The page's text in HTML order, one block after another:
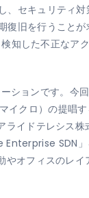
、セキュリティ対
復旧を行うことが
知した不正なア
ョンです。今回
イクロ）の提唱
ライドテレシス株
Enterprise SDN」
やオフィスのレイ